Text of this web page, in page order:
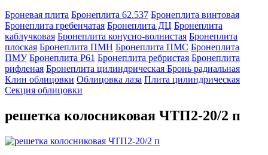
Броневая плита Бронеплита 62.537 Бронеплита винтовая
Бронеплита гребенчатая Бронеплита ДЦ Бронеплита
каблучковая Бронеплита конусно-волнистая Бронеплита
плоская Бронеплита ПМН Бронеплита ПМС Бронеплита
ПМУ Бронеплита Р61 Бронеплита ребристая Бронеплита
рифленая Бронеплита цилиндрическая Бронь радиальная
Клин облицовки Облицовка лаза Плита цилиндрическая
Секция облицовки
решетка колосниковая ЧТП2-20/2 п